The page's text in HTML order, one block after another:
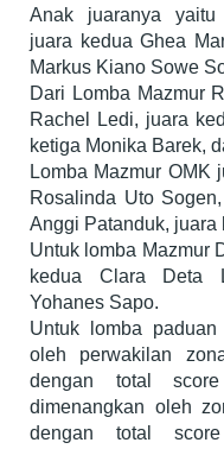
Anak juaranya yaitu
juara kedua Ghea
Markus Kiano Sowe
Dari Lomba Mazmur
Rachel Ledi, juara
ketiga Monika Barek,
Lomba Mazmur OMK
Rosalinda Uto
Anggi Patanduk, juara
Untuk lomba Mazmur
kedua Clara Deta
Yohanes Sapo.
Untuk lomba
oleh perwakilan
dengan total
dimenangkan oleh
dengan total